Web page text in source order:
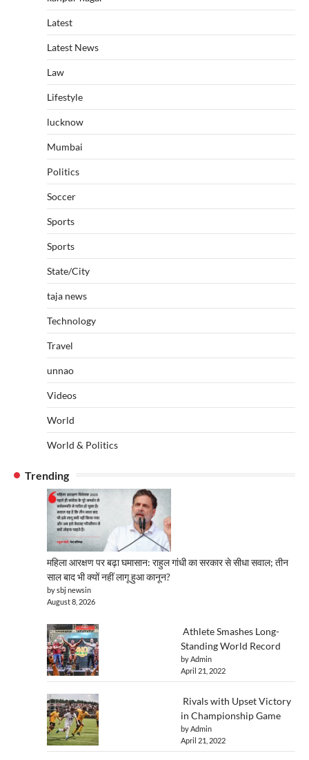
Latest
Latest News
Law
Lifestyle
lucknow
Mumbai
Politics
Soccer
Sports
Sports
State/City
taja news
Technology
Travel
unnao
Videos
World
World & Politics
Trending
महिला आरक्षण पर बढ़ा घमासान: राहुल गांधी का सरकार से सीधा सवाल; तीन
साल बाद भी क्यों नहीं लागू हुआ कानून?
by sbj newsin
August 8, 2026
Athlete Smashes Long-
Standing World Record
by Admin
April 21, 2022
Rivals with Upset Victory
in Championship Game
by Admin
April 21, 2022